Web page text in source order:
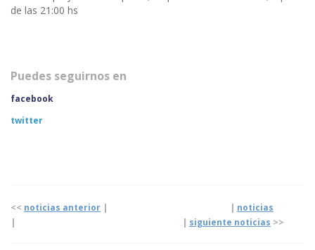
de las 21:00 hs
Puedes seguirnos en
facebook
twitter
<< noticias anterior | | noticias
|
| siguiente noticias >>